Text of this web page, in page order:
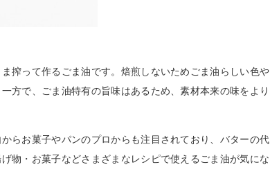
搾って作るごま油です。焙煎しないためごま油らしい色や
方で、ごま油特有の旨味はあるため、素材本来の味をより
らお菓子やパンのプロからも注目されており、バターの代
物・お菓子などさまざまなレシピで使えるごま油が気にな